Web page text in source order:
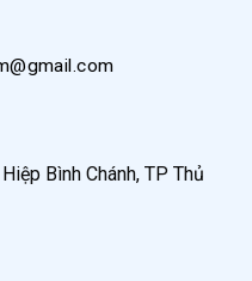
hạn chế ma sát hay
đầu nhọn/đầu bằng
chi tiết nhỏ, xa.
thuận tiện cho việc
Bình Chánh, TP Thủ